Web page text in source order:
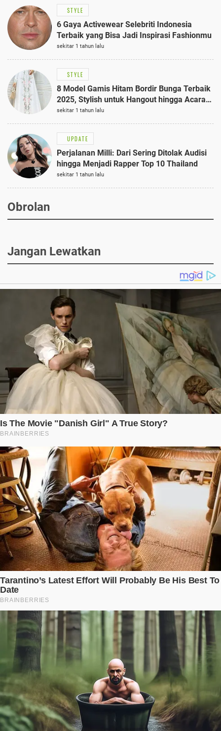
STYLE
6 Gaya Activewear Selebriti Indonesia
Terbaik yang Bisa Jadi Inspirasi Fashionmu
sekitar 1 tahun lalu
STYLE
8 Model Gamis Hitam Bordir Bunga Terbaik
2025, Stylish untuk Hangout hingga Acara
Semi-Formal
sekitar 1 tahun lalu
UPDATE
Perjalanan Milli: Dari Sering Ditolak Audisi
hingga Menjadi Rapper Top 10 Thailand
sekitar 1 tahun lalu
Obrolan
Jangan Lewatkan